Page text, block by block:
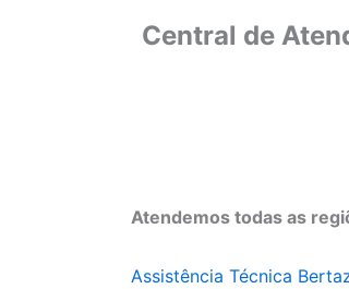
Central de
Atendemos todas as
Assistência Técnica